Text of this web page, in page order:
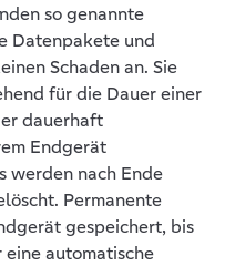
so genannte
Datenpakete und
Schaden an. Sie
für die Dauer einer
dauerhaft
Endgerät
werden nach Ende
Permanente
gespeichert, bis
eine automatische